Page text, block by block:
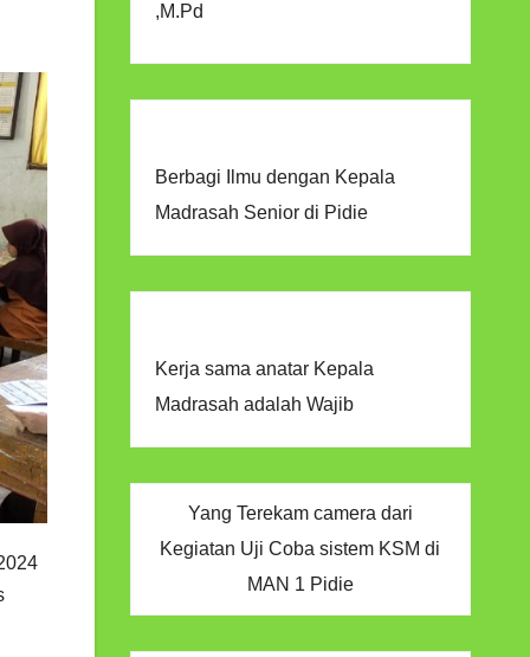
,M.Pd
Berbagi Ilmu dengan Kepala
Madrasah Senior di Pidie
Kerja sama anatar Kepala
Madrasah adalah Wajib
Yang Terekam camera dari
Kegiatan Uji Coba sistem KSM di
MAN 1 Pidie